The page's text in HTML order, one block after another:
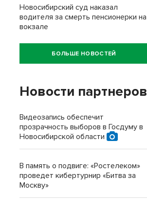
Новосибирский суд наказал
водителя за смерть пенсионерки на
вокзале
БОЛЬШЕ НОВОСТЕЙ
Новости партнеров
Видеозапись обеспечит
прозрачность выборов в Госдуму в
Новосибирской области
В память о подвиге: «Ростелеком»
проведет кибертурнир «Битва за
Москву»